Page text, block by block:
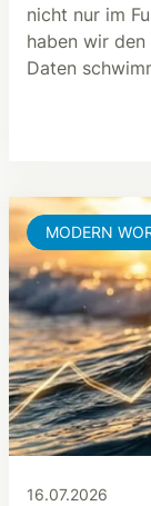
nicht nur im
haben wir
Daten
16.07.2026
MODERN